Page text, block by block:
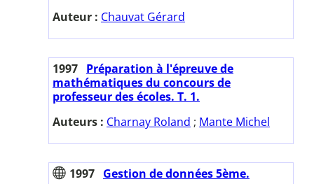
Auteur : Chauvat Gérard
1997 Préparation à l'épreuve de
mathématiques du concours de
professeur des écoles. T. 1.
Auteurs : Charnay Roland ; Mante Michel
1997 Gestion de données 5ème.